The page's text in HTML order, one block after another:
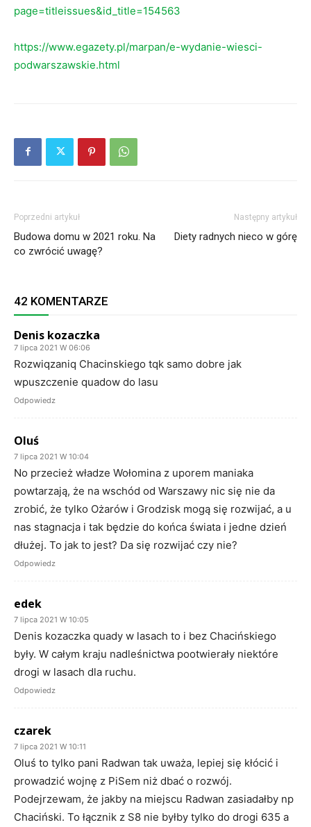
page=titleissues&id_title=154563
https://www.egazety.pl/marpan/e-wydanie-wiesci-
podwarszawskie.html
Poprzedni artykuł
Budowa domu w 2021 roku. Na
co zwrócić uwagę?
Następny artykuł
Diety radnych nieco w górę
42 KOMENTARZE
Denis kozaczka
7 lipca 2021 W 06:06
Rozwiqzaniq Chacinskiego tqk samo dobre jak
wpuszczenie quadow do lasu
Odpowiedz
Oluś
7 lipca 2021 W 10:04
No przecież władze Wołomina z uporem maniaka
powtarzają, że na wschód od Warszawy nic się nie da
zrobić, że tylko Ożarów i Grodzisk mogą się rozwijać, a u
nas stagnacja i tak będzie do końca świata i jedne dzień
dłużej. To jak to jest? Da się rozwijać czy nie?
Odpowiedz
edek
7 lipca 2021 W 10:05
Denis kozaczka quady w lasach to i bez Chacińskiego
były. W całym kraju nadleśnictwa pootwierały niektóre
drogi w lasach dla ruchu.
Odpowiedz
czarek
7 lipca 2021 W 10:11
Oluś to tylko pani Radwan tak uważa, lepiej się kłócić i
prowadzić wojnę z PiSem niż dbać o rozwój.
Podejrzewam, że jakby na miejscu Radwan zasiadałby np
Chaciński. To łącznik z S8 nie byłby tylko do drogi 635 a